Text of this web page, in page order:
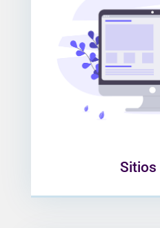
Sitios
Construimos sitios
el usuario, con
y fácil
Creamos de
necesidades
como e-